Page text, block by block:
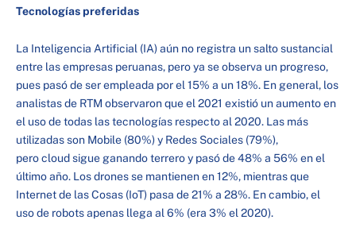
Tecnologías preferidas
La Inteligencia Artificial (IA) aún no registra un salto sustancial
entre las empresas peruanas, pero ya se observa un progreso,
pues pasó de ser empleada por el 15% a un 18%. En general, los
analistas de RTM observaron que el 2021 existió un aumento en
el uso de todas las tecnologías respecto al 2020. Las más
utilizadas son Mobile (80%) y Redes Sociales (79%),
pero cloud sigue ganando terrero y pasó de 48% a 56% en el
último año. Los drones se mantienen en 12%, mientras que
Internet de las Cosas (IoT) pasa de 21% a 28%. En cambio, el
uso de robots apenas llega al 6% (era 3% el 2020).